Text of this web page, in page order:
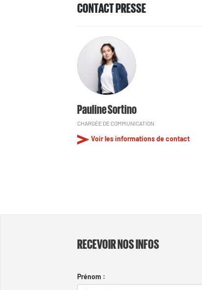
CONTACT PRESSE
Pauline Sortino
CHARGÉE DE COMMUNICATION
Voir les informations de contact
RECEVOIR NOS INFOS
Prénom :